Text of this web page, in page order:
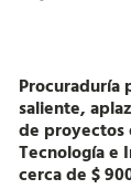
Procuraduría
saliente,
de proyectos
Tecnología e
cerca de $